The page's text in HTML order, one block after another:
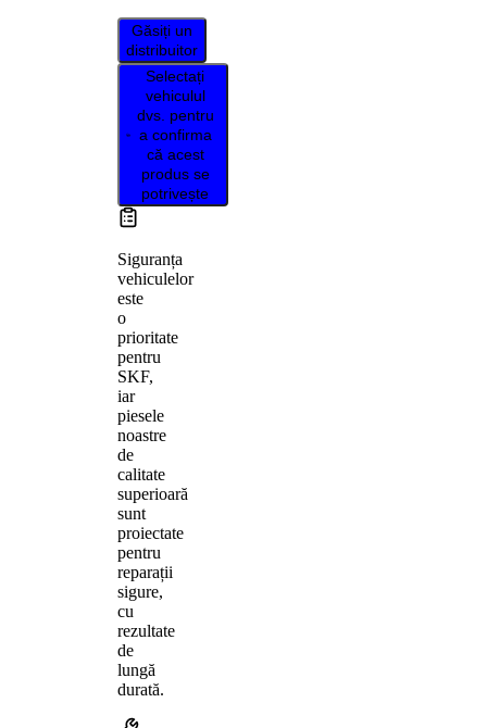
Găsiți un
distribuitor
Selectați
vehiculul
dvs. pentru
a confirma
că acest
produs se
potrivește
Siguranța
vehiculelor
este
o
prioritate
pentru
SKF,
iar
piesele
noastre
de
calitate
superioară
sunt
proiectate
pentru
reparații
sigure,
cu
rezultate
de
lungă
durată.